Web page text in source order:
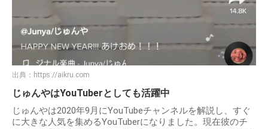
出典： https://aikru.com
じゅんやはYouTuberとしても活躍中
じゅんやは2020年9月にYouTubeチャンネルを解説し、すぐ
に大きな人気を集めるYouTuberになりました。現在彼のチ